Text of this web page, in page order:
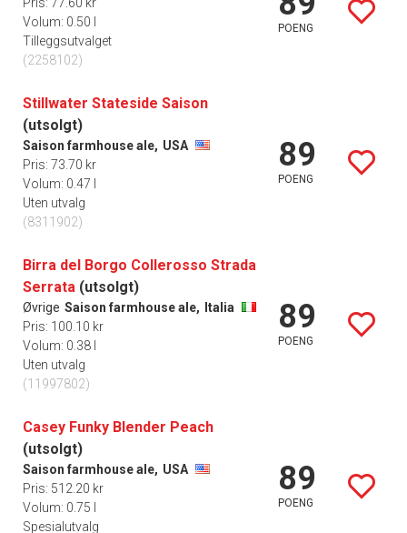
Volum: 0.50 l
Tilleggsutvalget
(2258102)
POENG
Stillwater Stateside Saison
(utsolgt)
Saison farmhouse ale, USA
Pris: 73.70 kr
Volum: 0.47 l
Uten utvalg
(8311902)
89
POENG
Birra del Borgo Collerosso Strada
Serrata (utsolgt)
Øvrige Saison farmhouse ale,
Italia
Pris: 100.10 kr
Volum: 0.38 l
Uten utvalg
(11997802)
89
POENG
Casey Funky Blender Peach
(utsolgt)
Saison farmhouse ale, USA
Pris: 512.20 kr
Volum: 0.75 l
Spesialutvalg
89
POENG